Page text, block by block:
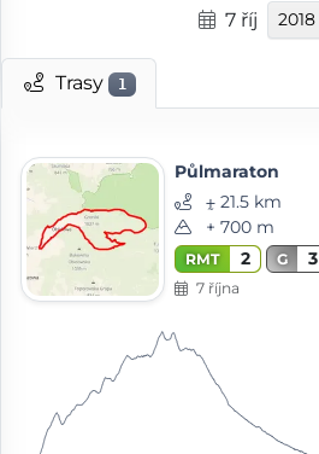
7 říj 2018
Trasy 1
Půlmaraton
⨦ 21.5 km
+ 700 m
RMT 2 G 3
7 října